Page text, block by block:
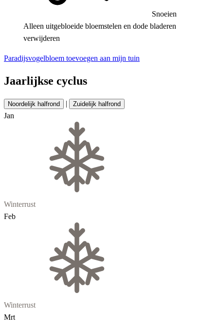
Snoeien
Alleen uitgebloeide bloemstelen en dode bladeren
verwijderen
Paradijsvogelbloem toevoegen aan mijn tuin
Jaarlijkse cyclus
Noordelijk halfrond | Zuidelijk halfrond
Jan
Winterrust
Feb
Winterrust
Mrt